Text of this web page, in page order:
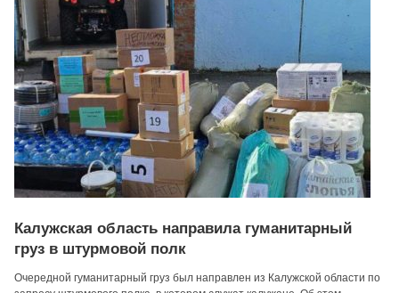
Калужская область направила гуманитарный
груз в штурмовой полк
Очередной гуманитарный груз был направлен из Калужской области по